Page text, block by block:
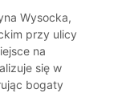
Wysocka,
przy ulicy
na
się w
bogaty